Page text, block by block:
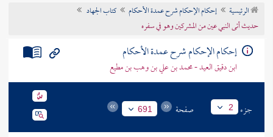
تراجم الأعلام
الرئيسية إحكام الإحكام شرح عمدة الأحكام
كتاب الجهاد
حديث أتى النبي عين من المشركين وهو في سفره
إحكام الإحكام شرح عمدة الأحكام
ابن دقيق العيد - محمد بن علي بن وهب بن مطيع
جزء 2 صفحة 691